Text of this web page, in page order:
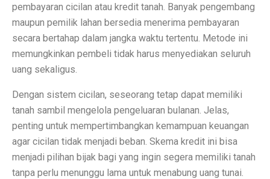
3 Rekomendasi HP Spek Gahar Harga Terjangkau di
TECNO Pova 6 Pro 5G: Gaming Murah dengan
Contoh Soal Matematika SMA Lengkap dengan
Realme 15 Pro 5G Jadi Smartphone Turnamen
pembayaran cicilan atau kredit tanah. Banyak pengembang
maupun pemilik lahan bersedia menerima pembayaran
secara bertahap dalam jangka waktu tertentu. Metode ini
memungkinkan pembeli tidak harus menyediakan seluruh
uang sekaligus.
Dengan sistem cicilan, seseorang tetap dapat memiliki
tanah sambil mengelola pengeluaran bulanan. Jelas,
penting untuk mempertimbangkan kemampuan keuangan
agar cicilan tidak menjadi beban. Skema kredit ini bisa
menjadi pilihan bijak bagi yang ingin segera memiliki tanah
tanpa perlu menunggu lama untuk menabung uang tunai.